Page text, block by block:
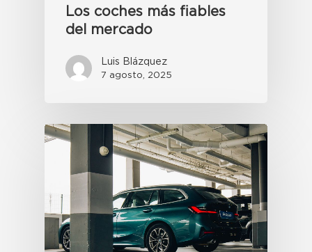
Los coches más fiables
del mercado
Luis Blázquez
7 agosto, 2025